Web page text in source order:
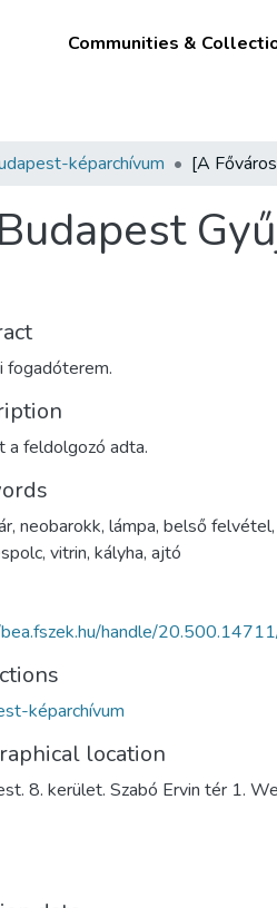
Communities &
képarchívum
fogadóterem.
a feldolgozó adta.
, neobarokk, lámpa, belső felvétel,
, vitrin, kályha, ajtó
handle/
képarchívum
location
8. kerület. Szabó Ervin tér 1.